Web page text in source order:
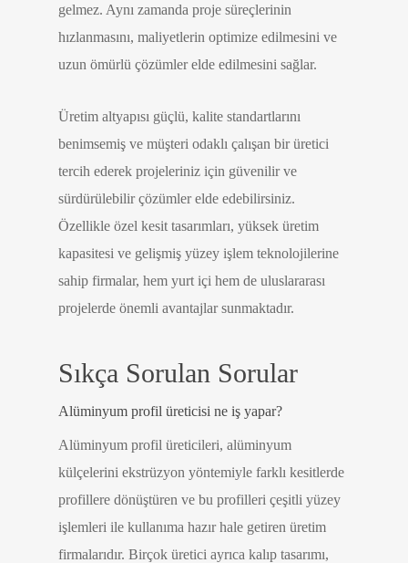
gelmez. Aynı zamanda proje süreçlerinin
hızlanmasını, maliyetlerin optimize edilmesini ve
uzun ömürlü çözümler elde edilmesini sağlar.
Üretim altyapısı güçlü, kalite standartlarını
benimsemiş ve müşteri odaklı çalışan bir üretici
tercih ederek projeleriniz için güvenilir ve
sürdürülebilir çözümler elde edebilirsiniz.
Özellikle özel kesit tasarımları, yüksek üretim
kapasitesi ve gelişmiş yüzey işlem teknolojilerine
sahip firmalar, hem yurt içi hem de uluslararası
projelerde önemli avantajlar sunmaktadır.
Sıkça Sorulan Sorular
Alüminyum profil üreticisi ne iş yapar?
Alüminyum profil üreticileri, alüminyum
külçelerini ekstrüzyon yöntemiyle farklı kesitlerde
profillere dönüştüren ve bu profilleri çeşitli yüzey
işlemleri ile kullanıma hazır hale getiren üretim
firmalarıdır. Birçok üretici ayrıca kalıp tasarımı,